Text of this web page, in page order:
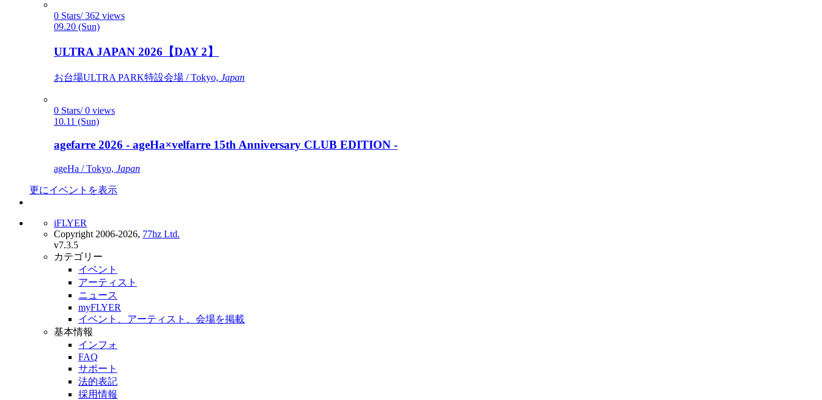
0 Stars/ 362 views
09.20 (Sun)
ULTRA JAPAN 2026【DAY 2】
お台場ULTRA PARK特設会場 / Tokyo, Japan
0 Stars/ 0 views
10.11 (Sun)
agefarre 2026 - ageHa×velfarre 15th Anniversary CLUB EDITION -
ageHa / Tokyo, Japan
更にイベントを表示
iFLYER
Copyright 2006-2026, 77hz Ltd.
v7.3.5
カテゴリー
イベント
アーティスト
ニュース
myFLYER
イベント、アーティスト、会場を掲載
基本情報
インフォ
FAQ
サポート
法的表記
採用情報